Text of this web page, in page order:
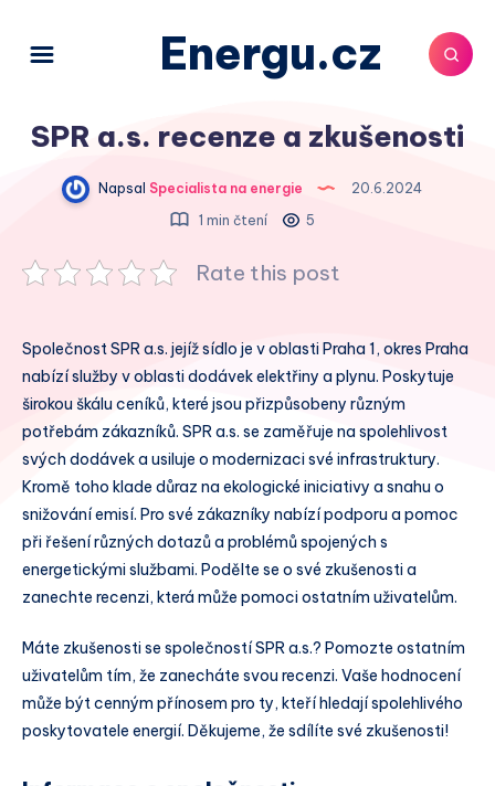
Energu.cz
SPR a.s. recenze a zkušenosti
Napsal Specialista na energie
20.6.2024
1 min čtení
5
Rate this post
Společnost SPR a.s. jejíž sídlo je v oblasti Praha 1, okres Praha
nabízí služby v oblasti dodávek elektřiny a plynu. Poskytuje
širokou škálu ceníků, které jsou přizpůsobeny různým
potřebám zákazníků. SPR a.s. se zaměřuje na spolehlivost
svých dodávek a usiluje o modernizaci své infrastruktury.
Kromě toho klade důraz na ekologické iniciativy a snahu o
snižování emisí. Pro své zákazníky nabízí podporu a pomoc
při řešení různých dotazů a problémů spojených s
energetickými službami. Podělte se o své zkušenosti a
zanechte recenzi, která může pomoci ostatním uživatelům.
Máte zkušenosti se společností SPR a.s.? Pomozte ostatním
uživatelům tím, že zanecháte svou recenzi. Vaše hodnocení
může být cenným přínosem pro ty, kteří hledají spolehlivého
poskytovatele energií. Děkujeme, že sdílíte své zkušenosti!